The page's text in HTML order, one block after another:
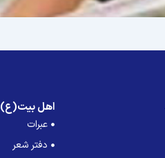
اهل بیت(ع)
عبرات
دفتر شعر